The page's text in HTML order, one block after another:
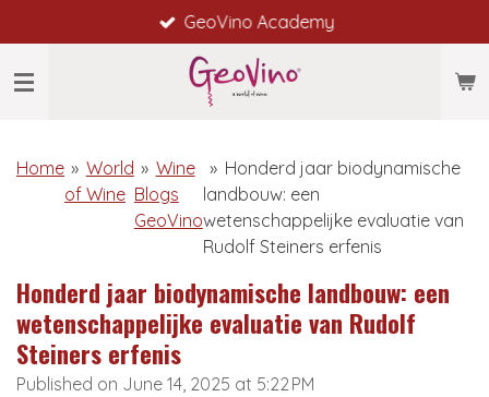
to
main
GeoVino Academy
Home » World
of Wine
» Wine
Blogs
GeoVino
» Honderd jaar biodynamische
landbouw: een
wetenschappelijke evaluatie van
Rudolf Steiners erfenis
Honderd jaar biodynamische landbouw: een
wetenschappelijke evaluatie van Rudolf
Steiners erfenis
Published on June 14, 2025 at 5:22 PM